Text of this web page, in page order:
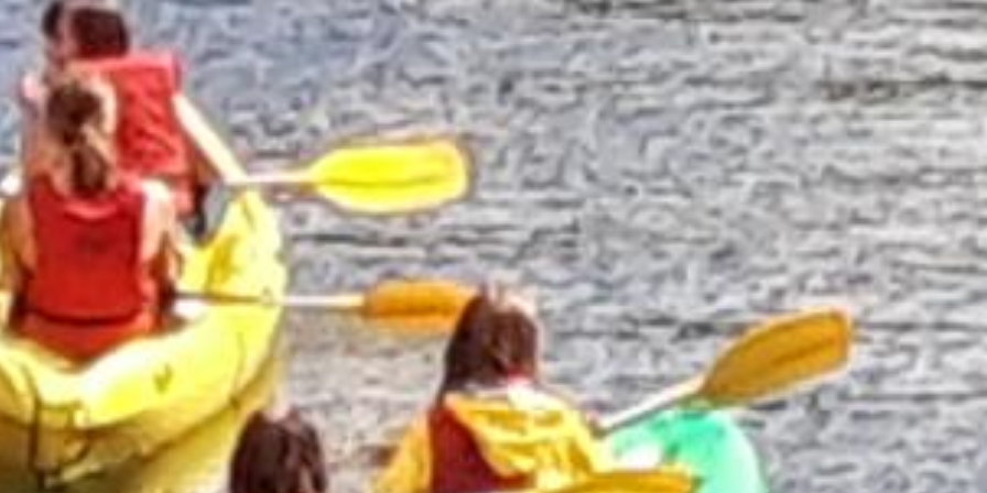
et empêchent la bonne pratique des
activités pédestre et VTT. Nous vous
demandons donc un peu de patience
avant de retrouver nos sentiers dans un
meilleur état. Merci de votre
compréhension.